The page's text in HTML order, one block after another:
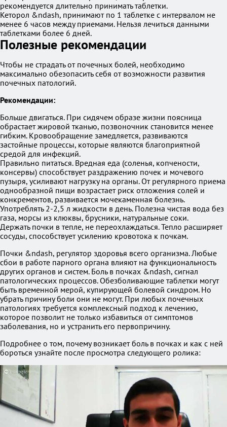
рекомендуется длительно принимать таблетки.
Кеторол &ndash, принимают по 1 таблетке с интервалом не
менее 6 часов между приемами. Нельзя лечиться данными
таблетками более 6 дней.
Полезные рекомендации
Чтобы не страдать от почечных болей, необходимо
максимально обезопасить себя от возможности развития
почечных патологий.
Рекомендации:
Больше двигаться. При сидячем образе жизни поясница
обрастает жировой тканью, позвоночник становится менее
гибким. Кровообращение замедляется, развиваются
застойные процессы, которые являются благоприятной
средой для инфекций.
Правильно питаться. Вредная еда (соленья, копчености,
консервы) способствует раздражению почек и мочевого
пузыря, усиливают нагрузку на органы. От регулярного приема
однообразной пищи возрастает риск отложения солей и
конкрементов, развивается мочекаменная болезнь.
Употреблять 2-2,5 л жидкости в день. Полезна чистая вода без
газа, морсы из клюквы, брусники, натуральные соки.
Держать почки в тепле, не переохлаждаться. Тепло расширяет
сосуды, способствует усилению кровотока к почкам.
Почки &ndash, регулятор здоровья всего организма. Любые
сбои в работе парного органа влияют на функциональность
других органов и систем. Боль в почках &ndash, сигнал
патологических процессов. Обезболивающие таблетки могут
быть временной мерой, купирующей болевой синдром. Но
убрать причину боли они не могут. При любых почечных
патологиях требуется комплексный подход к лечению,
которое позволит не только избавиться от симптомов
заболевания, но и устранить его первопричину.
Подробнее о том, почему возникает боль в почках и как с ней
бороться узнайте после просмотра следующего ролика: